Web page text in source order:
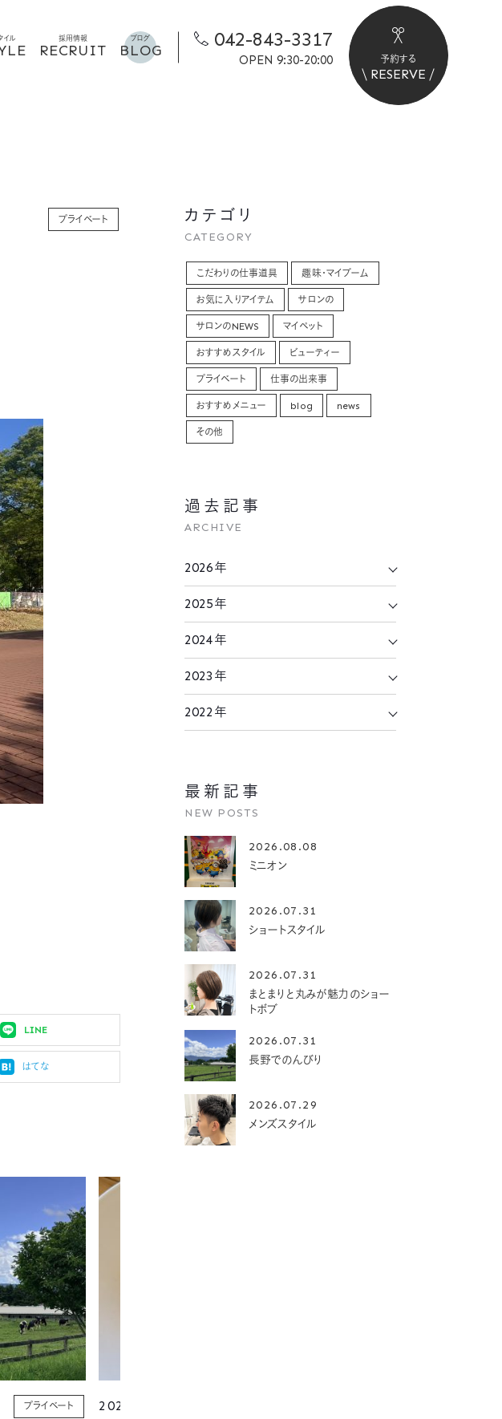
イル 採用情報
RECRUIT
ブログ
BLOG
042-843-3317
OPEN 9:30-20:00 予約する
RESERVE
プライベート
LINE
はてな
プライベート 2026.07.15 Wed
カテゴリ
CATEGORY
こだわりの仕事道具 趣味・マイブーム
お気に入りアイテム サロンの
サロンのNEWS マイペット
おすすめスタイル ビューティー
プライベート 仕事の出来事
おすすめメニュー blog news
その他
過去記事
ARCHIVE
2026年
2025年
2024年
2023年
2022年
最新記事
NEW POSTS
2026.08.08
ミニオン
2026.07.31
ショートスタイル
2026.07.31
まとまりと丸みが魅力のショー
トボブ
2026.07.31
長野でのんびり
2026.07.29
メンズスタイル